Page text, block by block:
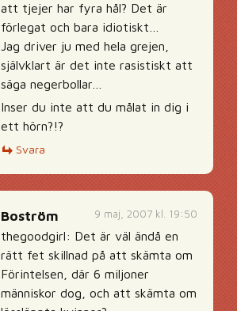
att tjejer har fyra hål? Det är
förlegat och bara idiotiskt…
Jag driver ju med hela grejen,
självklart är det inte rasistiskt att
säga negerbollar…
Inser du inte att du målat in dig i
ett hörn?!?
Svara
9 maj, 2007 kl. 19:50
Boström
thegoodgirl: Det är väl ändå en
rätt fet skillnad på att skämta om
Förintelsen, där 6 miljoner
människor dog, och att skämta om